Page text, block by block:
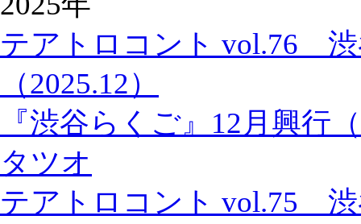
テアトロコント vol.76
（2025.12）
『渋谷らくご』12月興行
タツオ
テアトロコント vol.75